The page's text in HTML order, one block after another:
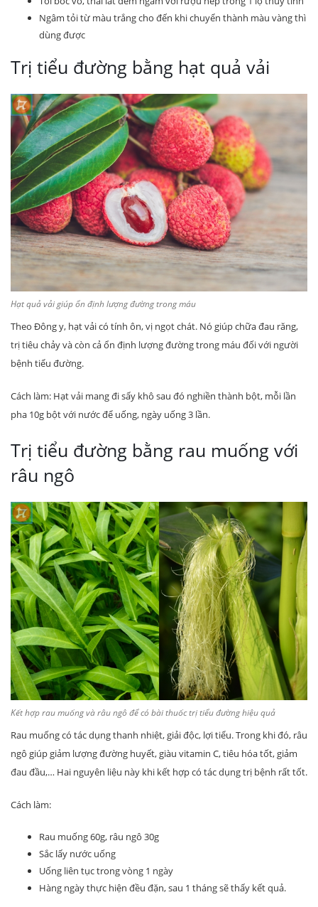
Ngâm tỏi từ màu trắng cho đến khi chuyển thành màu vàng thì
dùng được
Trị tiểu đường bằng hạt quả vải
Hạt quả vải giúp ổn định lượng đường trong máu
Theo Đông y, hạt vải có tính ôn, vị ngọt chát. Nó giúp chữa đau răng,
trị tiêu chảy và còn cả ổn định lượng đường trong máu đối với người
bệnh tiểu đường.
Cách làm: Hạt vải mang đi sấy khô sau đó nghiền thành bột, mỗi lần
pha 10g bột với nước để uống, ngày uống 3 lần.
Trị tiểu đường bằng rau muống với
râu ngô
Kết hợp rau muống và râu ngô để có bài thuốc trị tiểu đường hiệu quả
Rau muống có tác dụng thanh nhiệt, giải độc, lợi tiểu. Trong khi đó, râu
ngô giúp giảm lượng đường huyết, giàu vitamin C, tiêu hóa tốt, giảm
đau đầu,… Hai nguyên liệu này khi kết hợp có tác dụng trị bệnh rất tốt.
Cách làm:
Rau muống 60g, râu ngô 30g
Sắc lấy nước uống
Uống liên tục trong vòng 1 ngày
Hàng ngày thực hiện đều đặn, sau 1 tháng sẽ thấy kết quả.